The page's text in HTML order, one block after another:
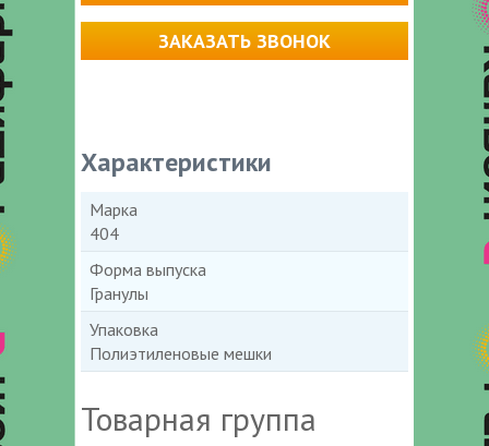
ЗАКАЗАТЬ ЗВОНОК
Характеристики
Марка
404
Форма выпуска
Гранулы
Упаковка
Полиэтиленовые мешки
Товарная группа